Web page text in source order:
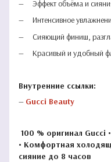
Эффект объёма и
Интенсивное
Сияющий финиш,
Красивый и удобный
Внутренние ссылки:
— Gucci Beauty
100 % оригинал
• Комфортная
сияние до 8 часов